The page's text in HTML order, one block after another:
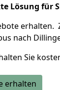
Lösung für
erhalten.
nach
Sie
erhalten